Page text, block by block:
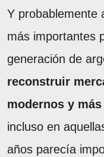
Y probablemente
más importantes
generación de
reconstruir
modernos y
incluso en
años parecía